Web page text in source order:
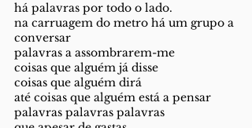
há palavras por todo o lado.
na carruagem do metro há um grupo a
conversar
palavras a assombrarem-me
coisas que alguém já disse
coisas que alguém dirá
até coisas que alguém está a pensar
palavras palavras palavras